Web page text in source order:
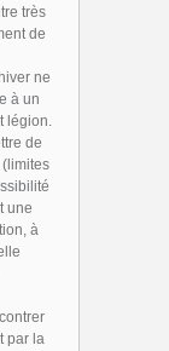
très
de
ne
à un
légion.
de
une
à
par la